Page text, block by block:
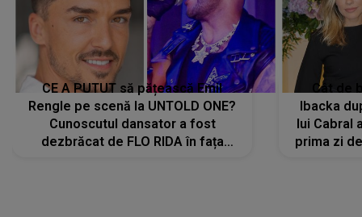
CE A PUTUT să pățească Emil
Rengle pe scenă la UNTOLD ONE?
Cunoscutul dansator a fost
dezbrăcat de FLO RIDA în fața
Cât de
Ibacka
lui Cabral
prima zi